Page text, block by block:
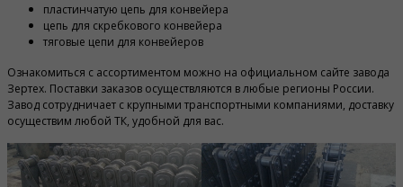
пластинчатую цепь для конвейера
цепь для скребкового конвейера
тяговые цепи для конвейеров
Ознакомиться с ассортиментом можно на официальном сайте завода
Зертех. Поставки заказов осуществляются в любые регионы России.
Завод сотрудничает с крупными транспортными компаниями, доставку
осуществим любой ТК, удобной для вас.